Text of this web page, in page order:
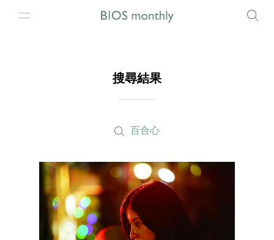
搜尋結果
百合心